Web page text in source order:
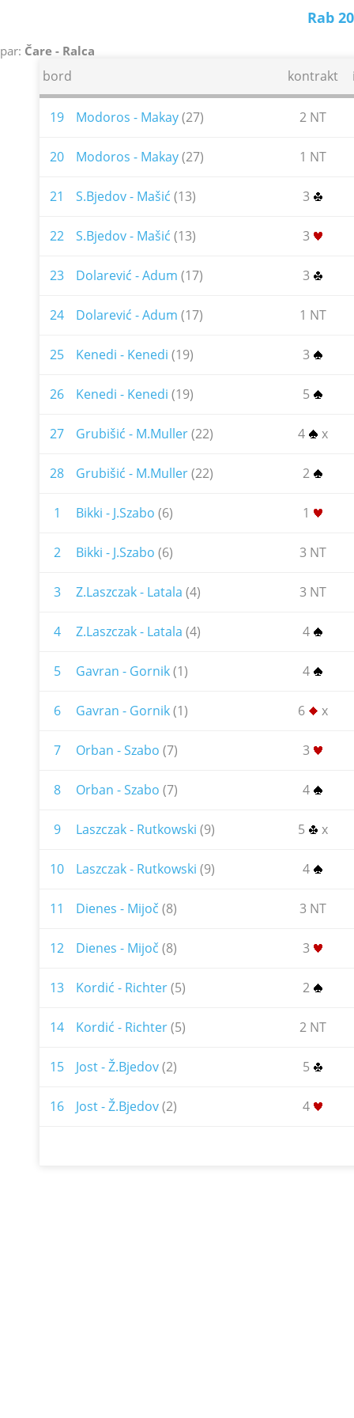
Rab
par: Čare - Ralca
bord kontrakt
19 Modoros - Makay(27) 2 NT
20 Modoros - Makay(27) 1 NT
21 S.Bjedov - Mašić (13) 3
22 S.Bjedov - Mašić (13) 3
23 Dolarević - Adum (17) 3
24 Dolarević - Adum (17) 1 NT
25 Kenedi - Kenedi (19) 3
26 Kenedi - Kenedi (19) 5
27 Grubišić - M.Muller(22) 4 x
28 Grubišić - M.Muller(22) 2
1 Bikki - J.Szabo (6) 1
2 Bikki - J.Szabo (6) 3 NT
3 Z.Laszczak - Latala (4) 3 NT
4 Z.Laszczak - Latala (4) 4
5 Gavran - Gornik(1) 4
6 Gavran - Gornik(1) 6 x
7 Orban - Szabo (7) 3
8 Orban - Szabo (7) 4
9 Laszczak - Rutkowski (9) 5 x
10 Laszczak - Rutkowski (9) 4
11 Dienes - Mijoč (8) 3 NT
12 Dienes - Mijoč (8) 3
13 Kordić - Richter(5) 2
14 Kordić - Richter(5) 2 NT
15 Jost - Ž.Bjedov(2) 5
16 Jost - Ž.Bjedov(2) 4